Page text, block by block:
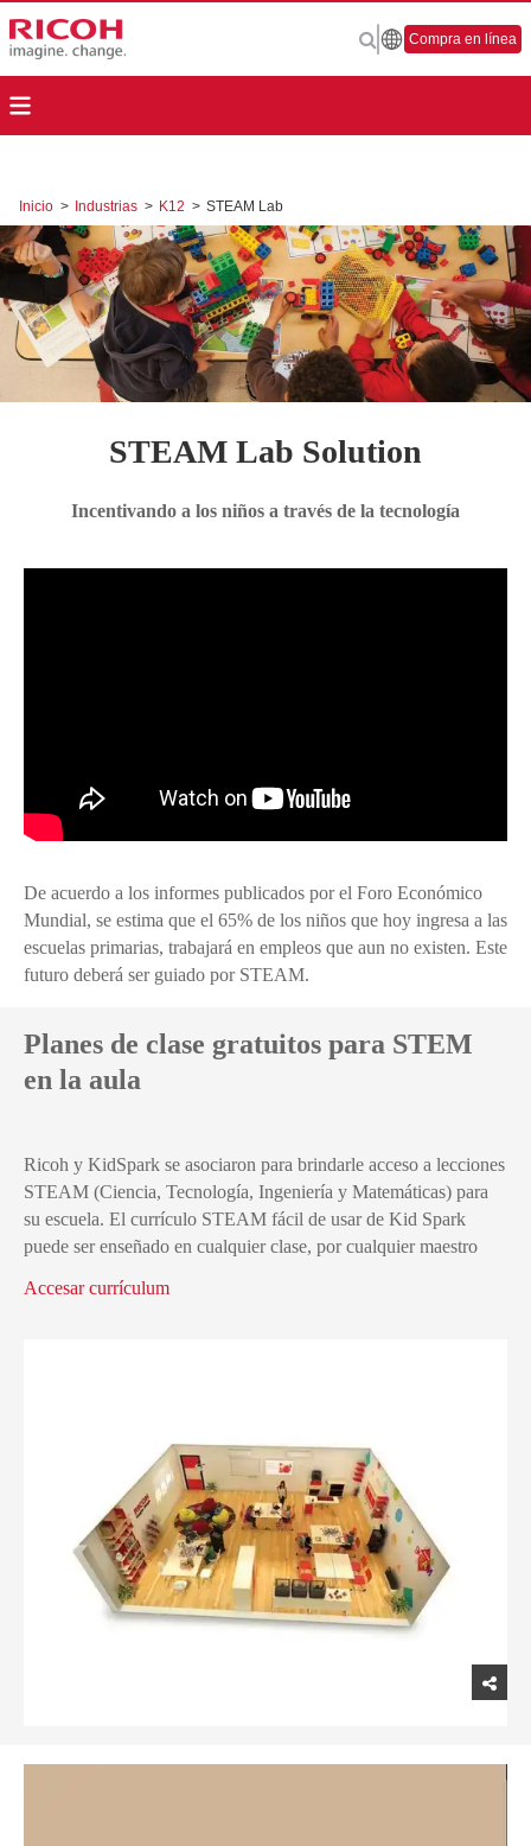
Compra en línea
Inicio > Industrias > K12 > STEAM Lab
STEAM Lab Solution
Incentivando a los niños a través de la tecnología
De acuerdo a los informes publicados por el Foro Económico
Mundial, se estima que el 65% de los niños que hoy ingresa a las
escuelas primarias, trabajará en empleos que aun no existen. Este
futuro deberá ser guiado por STEAM.
Planes de clase gratuitos para STEM
en la aula
Ricoh y KidSpark se asociaron para brindarle acceso a lecciones
STEAM (Ciencia, Tecnología, Ingeniería y Matemáticas) para
su escuela. El currículo STEAM fácil de usar de Kid Spark
puede ser enseñado en cualquier clase, por cualquier maestro
Accesar currículum